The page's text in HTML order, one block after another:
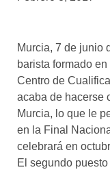
el café siempre tiene
algo nuevo que
enseñarnos
BOLSA DE
¡te imaginas vivir de tu pasión
por el café?
CONTACTO
Murcia, 7 de junio
barista formado
Centro de
acaba de hacerse
Murcia, lo que le
en la Final
celebrará en
El segundo